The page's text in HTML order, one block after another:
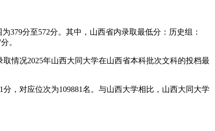
379分至572分。其中，山西省内录取最低分：历史组：
。
情况2025年山西大同大学在山西省本科批次文科的投档最
，对应位次为109881名。与山西大学相比，山西大同大学